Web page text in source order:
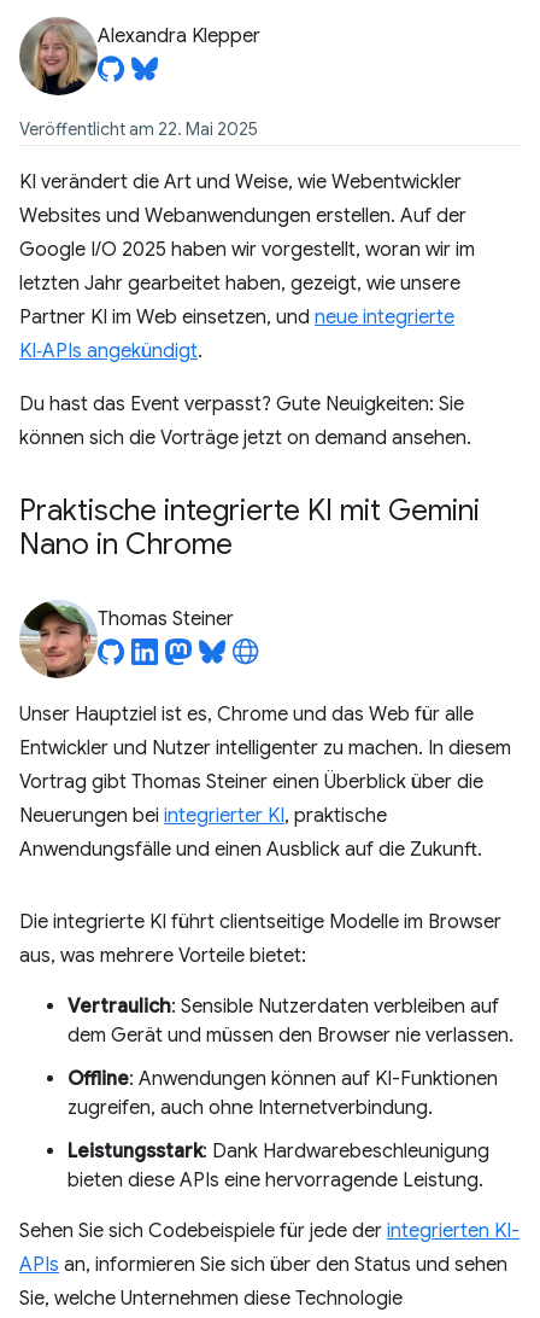
Alexandra Klepper
Veröffentlicht am 22. Mai 2025
KI verändert die Art und Weise, wie Webentwickler
Websites und Webanwendungen erstellen. Auf der
Google I/O 2025 haben wir vorgestellt, woran wir im
letzten Jahr gearbeitet haben, gezeigt, wie unsere
Partner KI im Web einsetzen, und neue integrierte
KI‑APIs angekündigt.
Du hast das Event verpasst? Gute Neuigkeiten: Sie
können sich die Vorträge jetzt on demand ansehen.
Praktische integrierte KI mit Gemini
Nano in Chrome
Thomas Steiner
Unser Hauptziel ist es, Chrome und das Web für alle
Entwickler und Nutzer intelligenter zu machen. In diesem
Vortrag gibt Thomas Steiner einen Überblick über die
Neuerungen bei integrierter KI, praktische
Anwendungsfälle und einen Ausblick auf die Zukunft.
Die integrierte KI führt clientseitige Modelle im Browser
aus, was mehrere Vorteile bietet:
Vertraulich: Sensible Nutzerdaten verbleiben auf
dem Gerät und müssen den Browser nie verlassen.
Offline: Anwendungen können auf KI-Funktionen
zugreifen, auch ohne Internetverbindung.
Leistungsstark: Dank Hardwarebeschleunigung
bieten diese APIs eine hervorragende Leistung.
Sehen Sie sich Codebeispiele für jede der integrierten KI-
APIs an, informieren Sie sich über den Status und sehen
Sie, welche Unternehmen diese Technologie